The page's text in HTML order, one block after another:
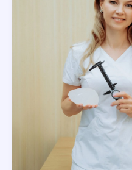
противопоказаний и
Операция по